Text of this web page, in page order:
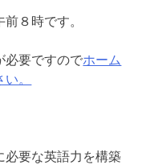
８時です。
必要ですのでホーム
。
必要な英語力を構築